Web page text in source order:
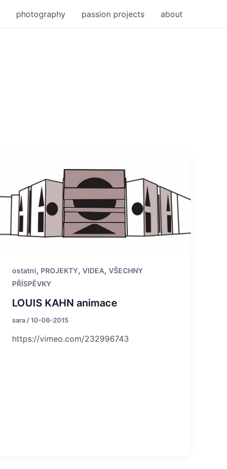
photography passion projects about
ostatni, PROJEKTY,VIDEA,VŠECHNY
PŘÍSPĚVKY
LOUIS KAHN animace
sara /10-06-2015
https://vimeo.com/232996743